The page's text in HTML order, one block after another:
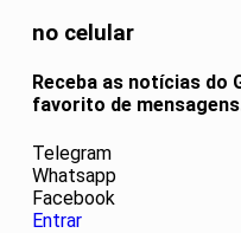
no celular
Receba as notícias do
favorito de
Telegram
Whatsapp
Facebook
Entrar